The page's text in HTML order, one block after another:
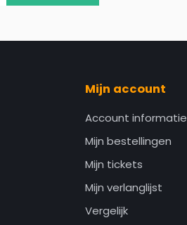
Mijn account
Account informatie
Mijn bestellingen
Mijn tickets
Mijn verlanglijst
Vergelijk